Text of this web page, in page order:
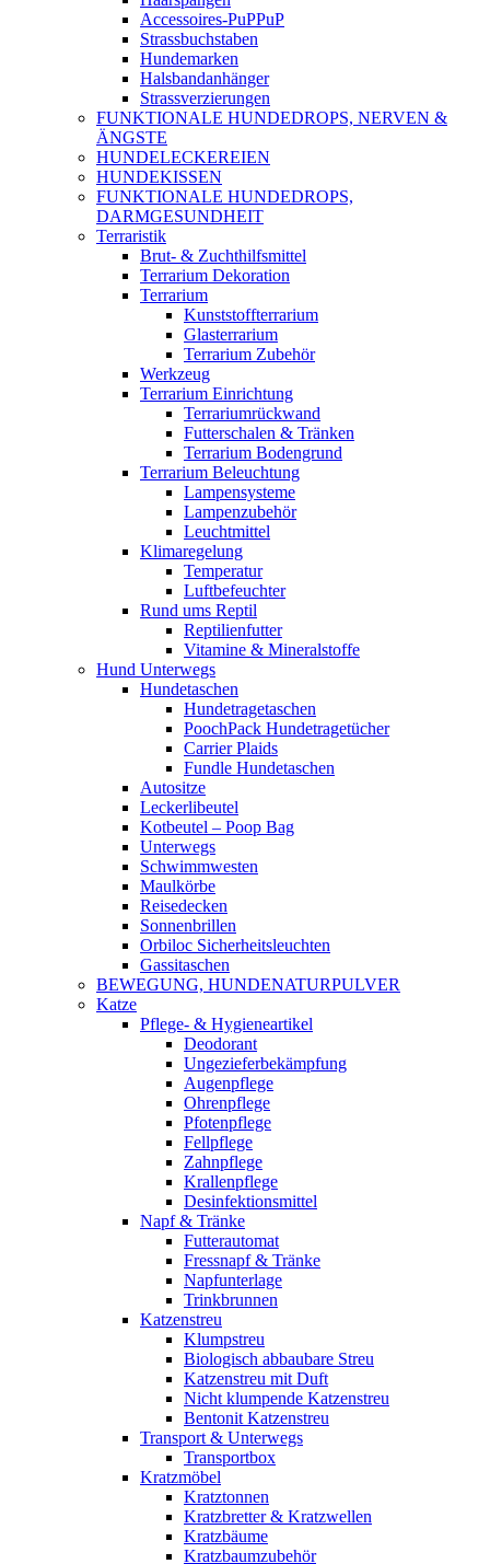
Accessoires-PuPPuP
Strassbuchstaben
Hundemarken
Halsbandanhänger
Strassverzierungen
FUNKTIONALE HUNDEDROPS, NERVEN &
ÄNGSTE
HUNDELECKEREIEN
HUNDEKISSEN
FUNKTIONALE HUNDEDROPS,
DARMGESUNDHEIT
Terraristik
Brut- & Zuchthilfsmittel
Terrarium Dekoration
Terrarium
Kunststoffterrarium
Glasterrarium
Terrarium Zubehör
Werkzeug
Terrarium Einrichtung
Terrariumrückwand
Futterschalen & Tränken
Terrarium Bodengrund
Terrarium Beleuchtung
Lampensysteme
Lampenzubehör
Leuchtmittel
Klimaregelung
Temperatur
Luftbefeuchter
Rund ums Reptil
Reptilienfutter
Vitamine & Mineralstoffe
Hund Unterwegs
Hundetaschen
Hundetragetaschen
PoochPack Hundetragetücher
Carrier Plaids
Fundle Hundetaschen
Autositze
Leckerlibeutel
Kotbeutel – Poop Bag
Unterwegs
Schwimmwesten
Maulkörbe
Reisedecken
Sonnenbrillen
Orbiloc Sicherheitsleuchten
Gassitaschen
BEWEGUNG, HUNDENATURPULVER
Katze
Pflege- & Hygieneartikel
Deodorant
Ungezieferbekämpfung
Augenpflege
Ohrenpflege
Pfotenpflege
Fellpflege
Zahnpflege
Krallenpflege
Desinfektionsmittel
Napf & Tränke
Futterautomat
Fressnapf & Tränke
Napfunterlage
Trinkbrunnen
Katzenstreu
Klumpstreu
Biologisch abbaubare Streu
Katzenstreu mit Duft
Nicht klumpende Katzenstreu
Bentonit Katzenstreu
Transport & Unterwegs
Transportbox
Kratzmöbel
Kratztonnen
Kratzbretter & Kratzwellen
Kratzbäume
Kratzbaumzubehör